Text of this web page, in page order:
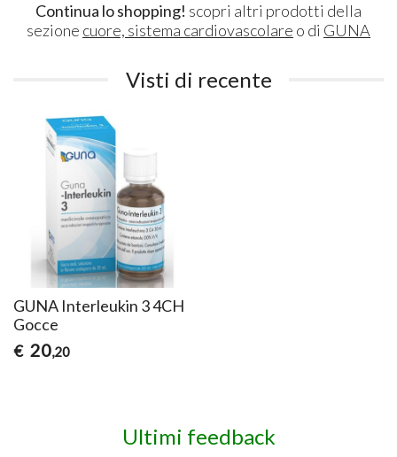
Continua lo shopping! scopri altri prodotti della
sezione cuore, sistema cardiovascolare o di GUNA
Visti di recente
GUNA Interleukin 3 4CH
Gocce
€ 20,20
Ultimi feedback